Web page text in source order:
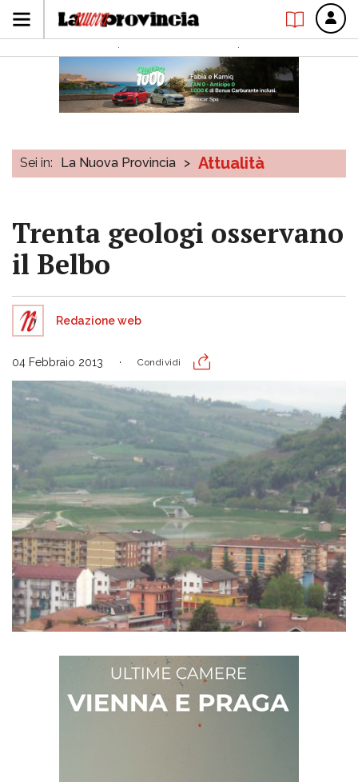
Sei in: La Nuova Provincia > Attualità
Trenta geologi osservano
il Belbo
Redazione web
04 Febbraio 2013 Condividi